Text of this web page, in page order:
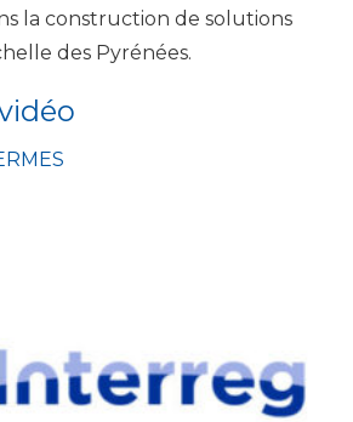
la construction de solutions
des Pyrénées.